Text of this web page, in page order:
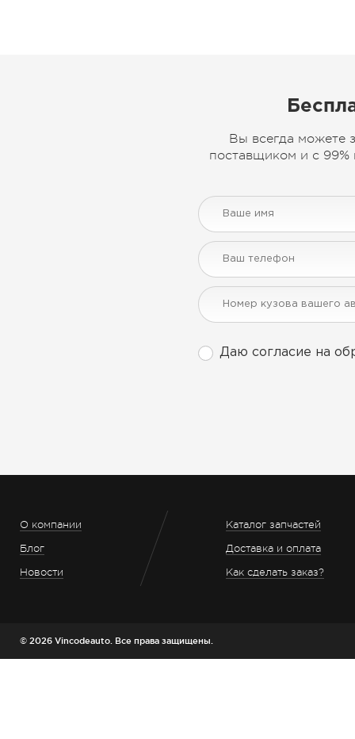
Вы всегда можете
поставщиком и с 99%
Даю согласие на
О компании
Блог
Новости
Каталог запчастей
Доставка и оплата
Как сделать заказ?
© 2026 Vincodeauto. Все права защищены.